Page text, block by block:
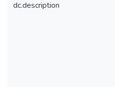
dc.description